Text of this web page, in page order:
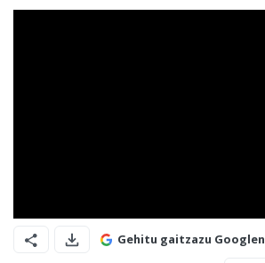
Gehitu gaitzazu Googlen